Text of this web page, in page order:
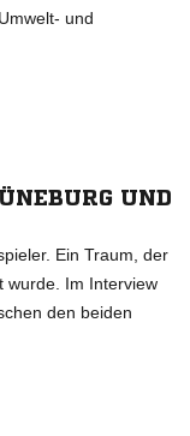
und
UND
Ein Traum, der
wurde. Im Interview
den beiden